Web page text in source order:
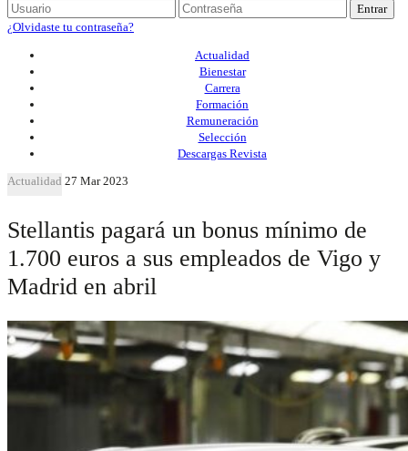
Entrar
¿Olvidaste tu contraseña?
Actualidad
Bienestar
Carrera
Formación
Remuneración
Selección
Descargas Revista
Actualidad 27 Mar 2023
Stellantis pagará un bonus mínimo de
1.700 euros a sus empleados de Vigo y
Madrid en abril